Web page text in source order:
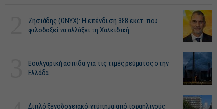
Ζησιάδης (ONYX): Η επένδυση 388 εκατ. που
φιλοδοξεί να αλλάξει τη Χαλκιδική
Βουλγαρική ασπίδα για τις τιμές ρεύματος στην
Ελλάδα
Διπλό ξενοδοχειακό χτύπημα από ισραηλινούς